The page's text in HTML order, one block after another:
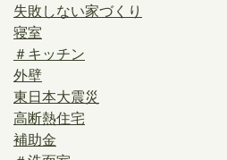
失敗しない家づくり
寝室
＃キッチン
外壁
東日本大震災
高断熱住宅
補助金